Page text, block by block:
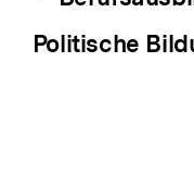
Politische